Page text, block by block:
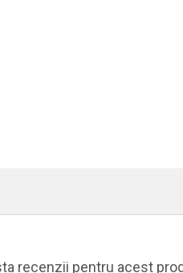
recenzii pentru acest